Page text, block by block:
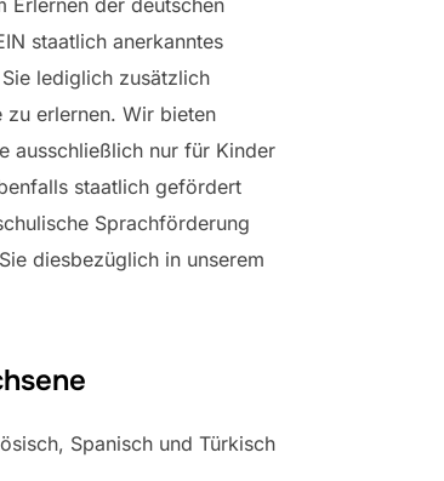
staatlich anerkanntes
lediglich zusätzlich
zu erlernen. Wir bieten
ausschließlich nur für Kinder
staatlich gefördert
Sprachförderung
diesbezüglich in unserem
Spanisch und Türkisch